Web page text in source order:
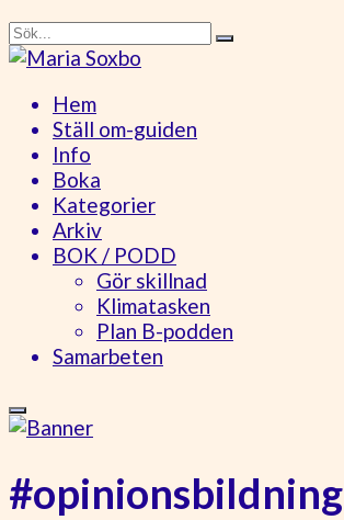
Hem
Ställ om-guiden
Info
Boka
Kategorier
Arkiv
BOK / PODD
Gör skillnad
Klimatasken
Plan B-podden
Samarbeten
#opinionsbildning